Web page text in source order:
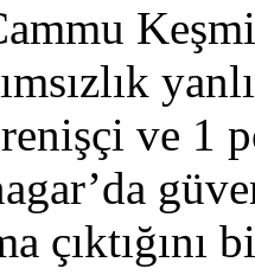
ve 1
çıktığını